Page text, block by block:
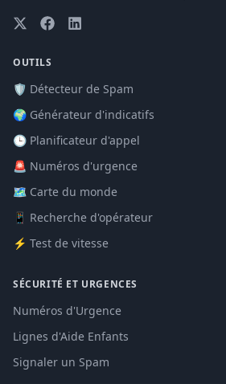
OUTILS
🛡️ Détecteur de Spam
🌍 Générateur d'indicatifs
🕒 Planificateur d'appel
🚨 Numéros d'urgence
🗺️ Carte du monde
📱 Recherche d'opérateur
⚡ Test de vitesse
SÉCURITÉ ET URGENCES
Numéros d'Urgence
Lignes d'Aide Enfants
Signaler un Spam